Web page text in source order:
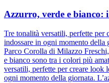
Azzurro, verde e bianco:
Tre tonalità versatili, perfette per
indossare in ogni momento
Parco Corolla di Milazzo
e bianco sono tra i colori più
versatili, perfette per creare look
ogni momento della giornata.